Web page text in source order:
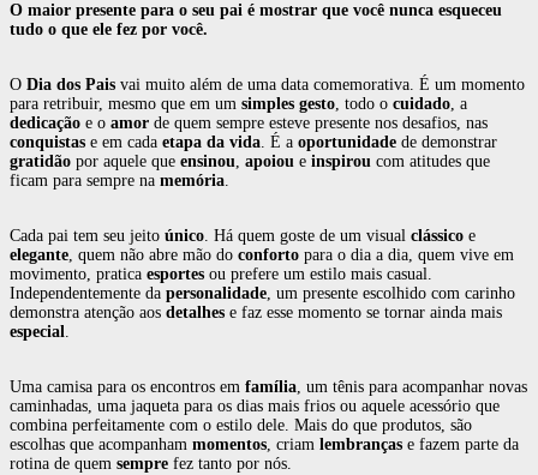
O maior presente para o seu pai é mostrar que você nunca esqueceu
tudo o que ele fez por você.
O Dia dos Pais vai muito além de uma data comemorativa. É um momento
para retribuir, mesmo que em um simples gesto, todo o cuidado, a
dedicação e o amor de quem sempre esteve presente nos desafios, nas
conquistas e em cada etapa da vida. É a oportunidade de demonstrar
gratidão por aquele que ensinou, apoiou e inspirou com atitudes que
ficam para sempre na memória.
Cada pai tem seu jeito único. Há quem goste de um visual clássico e
elegante, quem não abre mão do conforto para o dia a dia, quem vive em
movimento, pratica esportes ou prefere um estilo mais casual.
Independentemente da personalidade, um presente escolhido com carinho
demonstra atenção aos detalhes e faz esse momento se tornar ainda mais
especial.
Uma camisa para os encontros em família, um tênis para acompanhar novas
caminhadas, uma jaqueta para os dias mais frios ou aquele acessório que
combina perfeitamente com o estilo dele. Mais do que produtos, são
escolhas que acompanham momentos, criam lembranças e fazem parte da
rotina de quem sempre fez tanto por nós.